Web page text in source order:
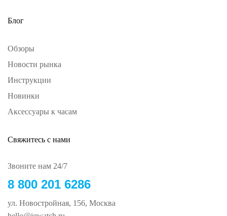
Блог
Обзоры
Новости рынка
Инструкции
Новинки
Аксессуары к часам
Свяжитесь с нами
Звоните нам 24/7
8 800 201 6286
ул. Новостройная, 156, Москва